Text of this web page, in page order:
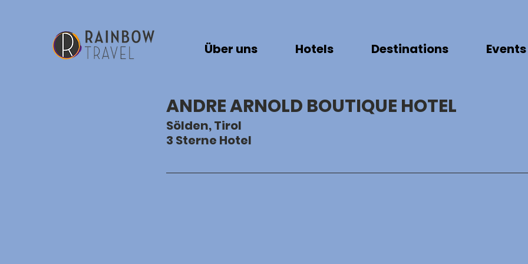
Über uns Hotels Destinations Events
ANDRE ARNOLD BOUTIQUE HOTEL
Sölden, Tirol
3 Sterne Hotel